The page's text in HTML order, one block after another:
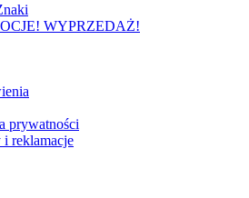
WYPRZEDAŻ!
prywatności
reklamacje